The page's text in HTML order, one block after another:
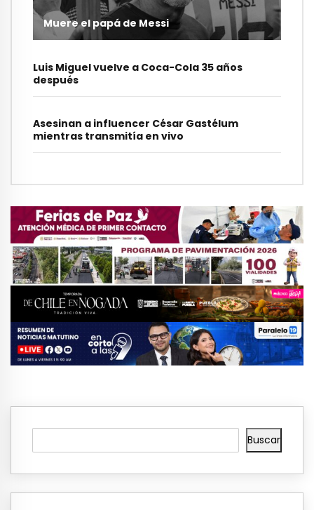
Muere el papá de Messi
Luis Miguel vuelve a Coca-Cola 35 años
después
Asesinan a influencer César Gastélum
mientras transmitía en vivo
Buscar